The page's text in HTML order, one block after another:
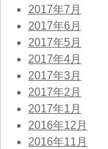
2017年7月
2017年6月
2017年5月
2017年4月
2017年3月
2017年2月
2017年1月
2016年12月
2016年11月